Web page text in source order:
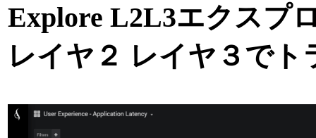
Explore L2L3エクスプ
レイヤ２ レイヤ３で